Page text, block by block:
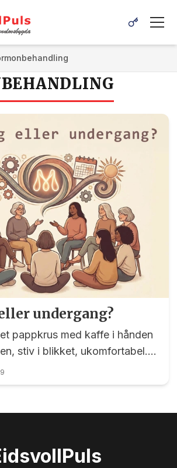
undergang?
pappkrus med kaffe i hånden
stiv i blikket, ukomfortabel.
i overgangsalderen ja, har du
eksploderer, innvendig!
Puls